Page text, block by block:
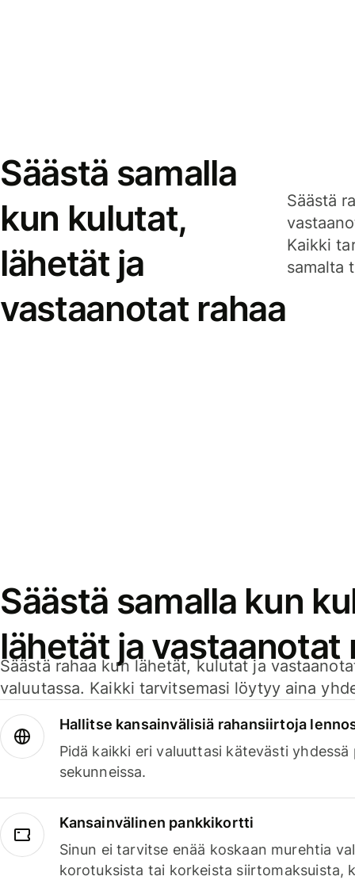
Säästä samalla
kun kulutat,
lähetät ja
vastaanotat rahaa
Säästä
Kaikki
samalta
Säästä samalla kun
lähetät ja vastaanotat
Säästä rahaa kun lähetät, kulutat ja
valuutassa. Kaikki tarvitsemasi löytyy aina
Hallitse kansainvälisiä rahansiirtoja
Pidä kaikki eri valuuttasi kätevästi yhdessä
sekunneissa.
Kansainvälinen pankkikortti
Sinun ei tarvitse enää koskaan murehtia
korotuksista tai korkeista siirtomaksuista,